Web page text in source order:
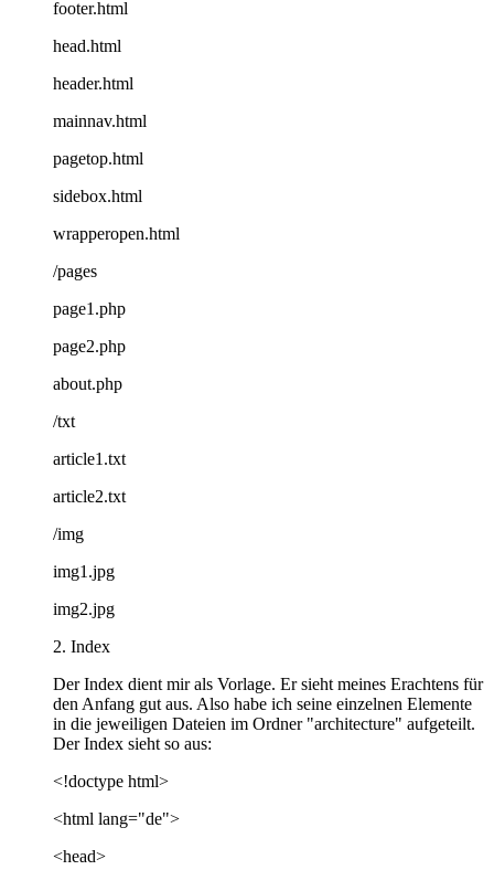
footer.html
head.html
header.html
mainnav.html
pagetop.html
sidebox.html
wrapperopen.html
/pages
page1.php
page2.php
about.php
/txt
article1.txt
article2.txt
/img
img1.jpg
img2.jpg
2. Index
Der Index dient mir als Vorlage. Er sieht meines Erachtens für
den Anfang gut aus. Also habe ich seine einzelnen Elemente
in die jeweiligen Dateien im Ordner "architecture" aufgeteilt.
Der Index sieht so aus:
<!doctype html>
<html lang="de">
<head>